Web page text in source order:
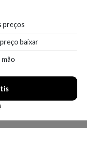
preços
baixar
mão